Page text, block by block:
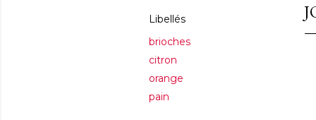
Libellés
brioches
citron
orange
pain